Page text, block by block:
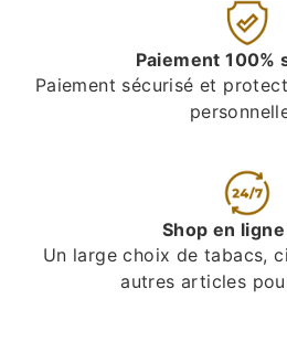
Paiement 100%
Paiement sécurisé et
Shop en
Un large choix de tabacs,
autres articles